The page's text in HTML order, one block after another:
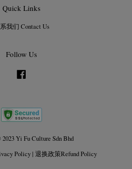
Quick Links
我们 Contact Us
Follow Us
Yi Fu Culture Sdn Bhd
Policy| 退换政策Refund Policy